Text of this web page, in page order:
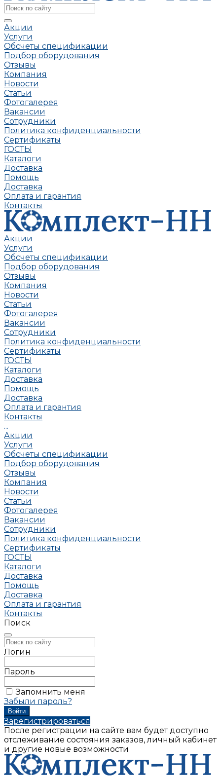
Акции
Услуги
Обсчеты спецификации
Подбор оборудования
Отзывы
Компания
Новости
Статьи
Фотогалерея
Вакансии
Сотрудники
Политика конфиденциальности
Сертификаты
ГОСТЫ
Каталоги
Доставка
Помощь
Доставка
Оплата и гарантия
Контакты
Акции
Услуги
Обсчеты спецификации
Подбор оборудования
Отзывы
Компания
Новости
Статьи
Фотогалерея
Вакансии
Сотрудники
Политика конфиденциальности
Сертификаты
ГОСТЫ
Каталоги
Доставка
Помощь
Доставка
Оплата и гарантия
Контакты
...
Акции
Услуги
Обсчеты спецификации
Подбор оборудования
Отзывы
Компания
Новости
Статьи
Фотогалерея
Вакансии
Сотрудники
Политика конфиденциальности
Сертификаты
ГОСТЫ
Каталоги
Доставка
Помощь
Доставка
Оплата и гарантия
Контакты
Поиск
Логин
Пароль
Запомнить меня
Забыли пароль?
Зарегистрироваться
После регистрации на сайте вам будет доступно
отслеживание состояния заказов, личный кабинет
и другие новые возможности